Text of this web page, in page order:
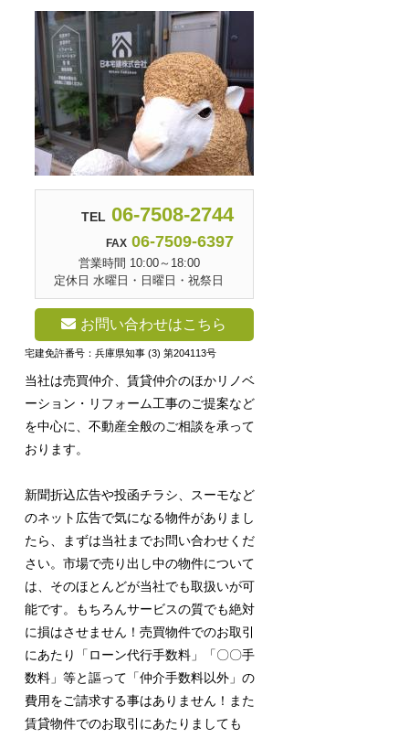
TEL 06-7508-2744
FAX 06-7509-6397
営業時間 10:00～18:00
定休日 水曜日・日曜日・祝祭日
お問い合わせはこちら
宅建免許番号：兵庫県知事 (3) 第204113号
当社は売買仲介、賃貸仲介のほかリノベ
ーション・リフォーム工事のご提案など
を中心に、不動産全般のご相談を承って
おります。
新聞折込広告や投函チラシ、スーモなど
のネット広告で気になる物件がありまし
たら、まずは当社までお問い合わせくだ
さい。市場で売り出し中の物件について
は、そのほとんどが当社でも取扱いが可
能です。もちろんサービスの質でも絶対
に損はさせません！売買物件でのお取引
にあたり「ローン代行手数料」「〇〇手
数料」等と謳って「仲介手数料以外」の
費用をご請求する事はありません！また
賃貸物件でのお取引にあたりましても